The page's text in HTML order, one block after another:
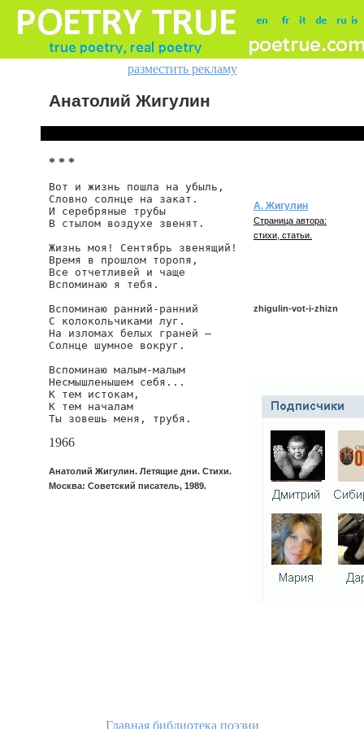
разместить рекламу
Анатолий Жигулин
* * *
Вот и жизнь пошла на убыль,
Словно солнце на закат.
И серебряные трубы
В стылом воздухе звенят.
Жизнь моя! Сентябрь звенящий!
Время в прошлом торопя,
Все отчетливей и чаще
Вспоминаю я тебя.
Вспоминаю ранний-ранний
С колокольчиками луг.
На изломах белых граней —
Солнце шумное вокруг.
Вспоминаю малым-малым
Несмышленышем себя...
К тем истокам,
К тем началам
Ты зовешь меня, трубя.
1966
Анатолий Жигулин. Летящие дни. Стихи.
Москва: Советский писатель, 1989.
А. Жигулин
Страница автора:
стихи, статьи.
zhigulin-vot-i-zhizn
Главная библиотека поэзии